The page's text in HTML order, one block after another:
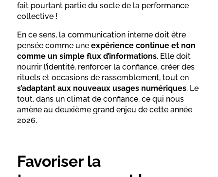
fait pourtant partie du socle de la performance
collective !
En ce sens, la communication interne doit être
pensée comme une expérience continue et non
comme un simple flux d’informations. Elle doit
nourrir l’identité, renforcer la confiance, créer des
rituels et occasions de rassemblement, tout en
s’adaptant aux nouveaux usages numériques. Le
tout, dans un climat de confiance, ce qui nous
amène au deuxième grand enjeu de cette année
2026.
Favoriser la